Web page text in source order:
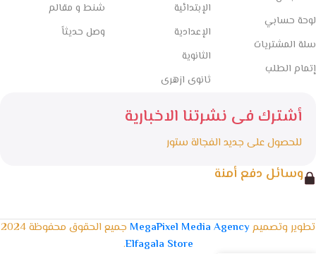
لوحة حسابي
سلة المشتريات
إتمام الطلب
الإبتدائية
الإعدادية
الثانوية
ثانوى ازهرى
شنط و مقالم
وصل حديثاً
أشترك فى نشرتنا الاخبارية
للحصول على جديد الفجالة ستور
وسائل دفع أمنة
تطوير وتصميمMegaPixel Media Agency جميع الحقوق محفوظة 2024
Elfagala Store
.